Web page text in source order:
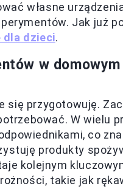
własne
Jak już
dla dzieci.
w
się przygotowuję.
W wielu
co
produkty
kolejnym
takie jak